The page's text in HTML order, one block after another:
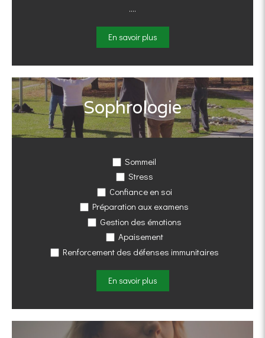
….
En savoir plus
Sophrologie
Sommeil
Stress
Confiance en soi
Préparation aux examens
Gestion des émotions
Apaisement
Renforcement des défenses immunitaires
En savoir plus